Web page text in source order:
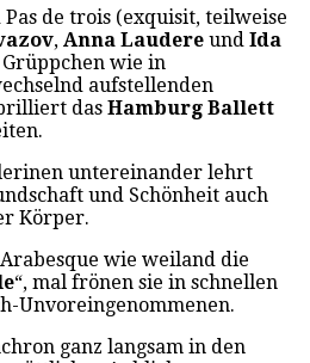
Pas de trois (exquisit, teilweise
, Anna Laudere und Ida
wie in
aufstellenden
das Hamburg Ballett
untereinander lehrt
und Schönheit auch
Körper.
wie weiland die
“, mal frönen sie in schnellen
Unvoreingenommenen.
ganz langsam in den